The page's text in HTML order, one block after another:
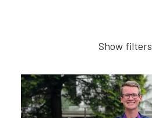
Show filters